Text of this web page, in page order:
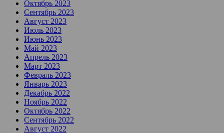
Октябрь 2023
Сентябрь 2023
Август 2023
Июль 2023
Июнь 2023
Май 2023
Апрель 2023
Март 2023
Февраль 2023
Январь 2023
Декабрь 2022
Ноябрь 2022
Октябрь 2022
Сентябрь 2022
Август 2022